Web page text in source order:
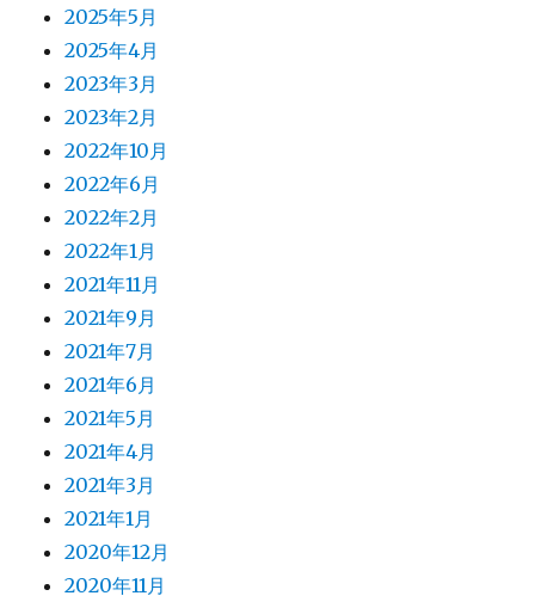
2025年5月
2025年4月
2023年3月
2023年2月
2022年10月
2022年6月
2022年2月
2022年1月
2021年11月
2021年9月
2021年7月
2021年6月
2021年5月
2021年4月
2021年3月
2021年1月
2020年12月
2020年11月